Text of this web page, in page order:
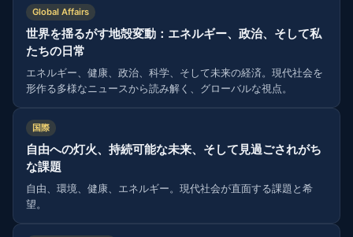
Global Affairs
世界を揺るがす地殻変動：エネルギー、政治、そして私
たちの日常
エネルギー、健康、政治、科学、そして未来の経済。現代社会を
形作る多様なニュースから読み解く、グローバルな視点。
国際
自由への灯火、持続可能な未来、そして見過ごされがち
な課題
自由、環境、健康、エネルギー。現代社会が直面する課題と希
望。